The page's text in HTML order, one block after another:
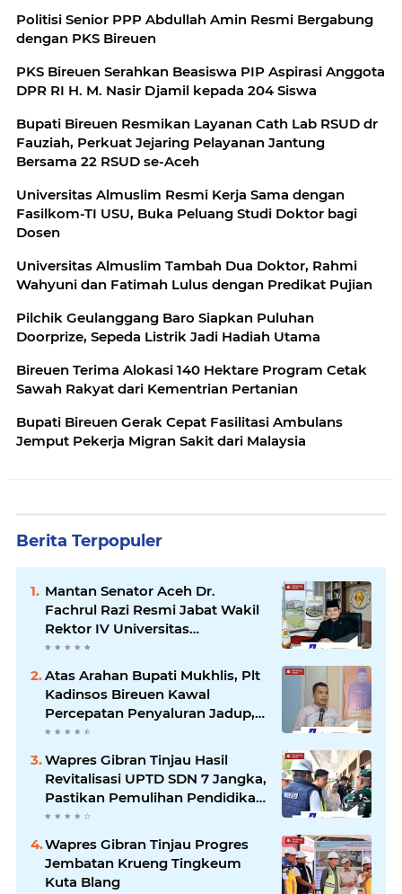
Politisi Senior PPP Abdullah Amin Resmi Bergabung
dengan PKS Bireuen
PKS Bireuen Serahkan Beasiswa PIP Aspirasi Anggota
DPR RI H. M. Nasir Djamil kepada 204 Siswa
Bupati Bireuen Resmikan Layanan Cath Lab RSUD dr
Fauziah, Perkuat Jejaring Pelayanan Jantung
Bersama 22 RSUD se-Aceh
Universitas Almuslim Resmi Kerja Sama dengan
Fasilkom-TI USU, Buka Peluang Studi Doktor bagi
Dosen
Universitas Almuslim Tambah Dua Doktor, Rahmi
Wahyuni dan Fatimah Lulus dengan Predikat Pujian
Pilchik Geulanggang Baro Siapkan Puluhan
Doorprize, Sepeda Listrik Jadi Hadiah Utama
Bireuen Terima Alokasi 140 Hektare Program Cetak
Sawah Rakyat dari Kementrian Pertanian
Bupati Bireuen Gerak Cepat Fasilitasi Ambulans
Jemput Pekerja Migran Sakit dari Malaysia
Berita Terpopuler
Mantan Senator Aceh Dr.
Fachrul Razi Resmi Jabat Wakil
Rektor IV Universitas
Kartamulia Purwakarta
Atas Arahan Bupati Mukhlis, Plt
Kadinsos Bireuen Kawal
Percepatan Penyaluran Jadup,
Intens Berkoordinasi dengan
Kemensos
Wapres Gibran Tinjau Hasil
Revitalisasi UPTD SDN 7 Jangka,
Pastikan Pemulihan Pendidikan
Pascabencana Berjalan Optimal
Wapres Gibran Tinjau Progres
Jembatan Krueng Tingkeum
Kuta Blang